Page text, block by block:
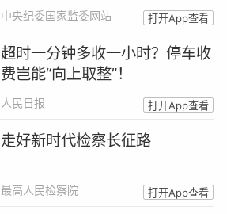
中央纪委国家监委网站 打开App查看
超时一分钟多收一小时？停车收
费岂能“向上取整”！
人民日报 打开App查看
走好新时代检察长征路
最高人民检察院 打开App查看